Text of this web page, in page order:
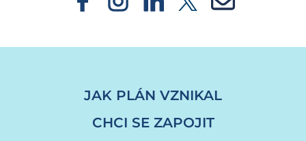
JAK PLÁN VZNIKAL
CHCI SE ZAPOJIT